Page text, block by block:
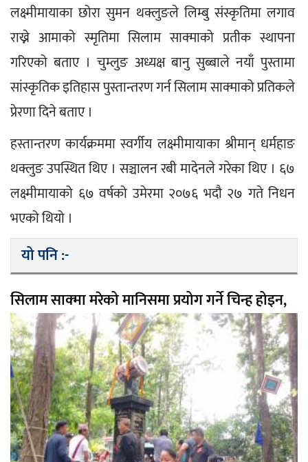
लक्ष्मीमायाका छोरा सुमन थक्लुङले लिम्बु संस्कृतिमा लगाव
राख्ने आमाको स्मृतिमा सिलाम साक्माको प्रतीक स्थापना
गरिएको बताए । चुम्लुङ अध्यक्ष बानु सुब्बाले नयाँ पुस्तामा
सांस्कृतिक इतिहास पुस्तान्तरण गर्न सिलाम साक्माको प्रतिकले
प्रेरणा दिने बताए ।
हस्तान्तरण कार्यक्रममा स्वर्गीय लक्ष्मीमायाका श्रीमान् धर्महाङ
थक्लुङ उपस्थित थिए । सञ्चालन रबी मादेनले गरेका थिए । ६७
लक्ष्मीमायाको ६७ वर्षको उमेरमा २०७६ भदौ २७ गते निधन
भएको थियो ।
यो पनि :-
सिलाम साक्मा मरेको मानिसमा प्रयोग गर्ने चिन्ह होइन,